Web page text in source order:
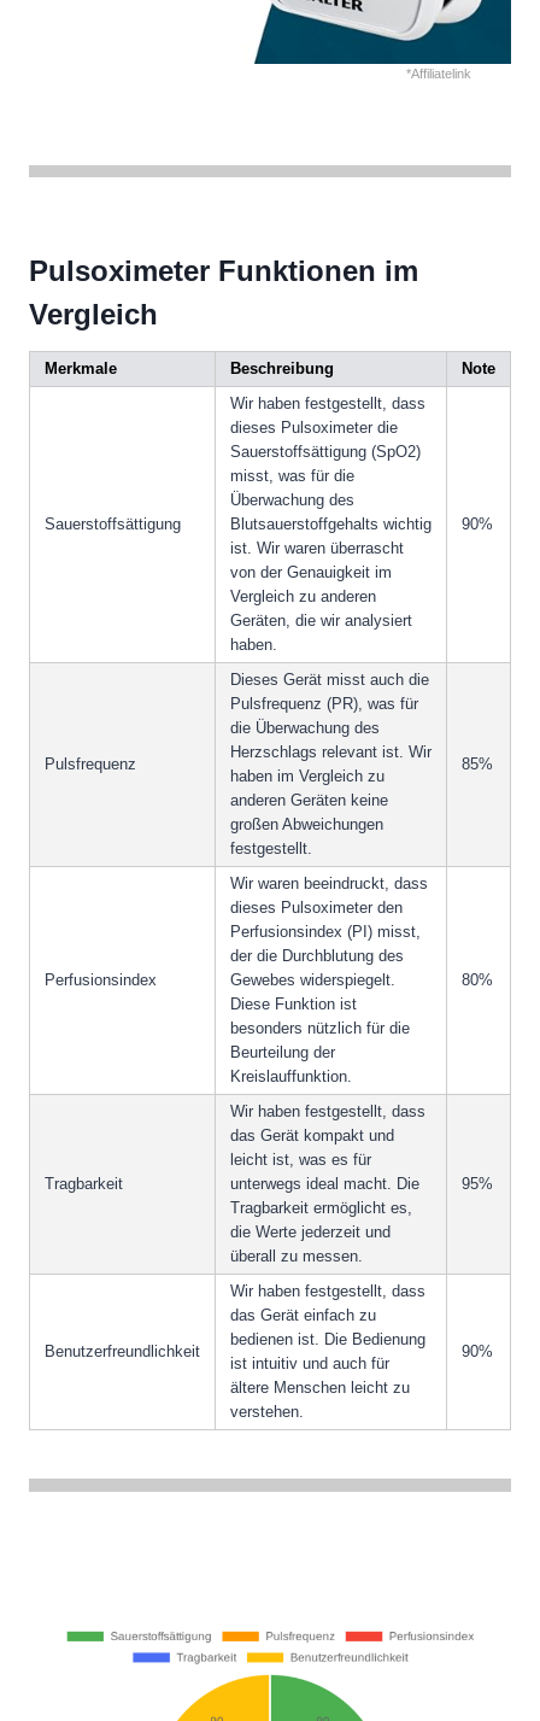
*Affiliatelink
Pulsoximeter Funktionen im
Vergleich
Merkmale Beschreibung Note
Sauerstoffsättigung
Wir haben festgestellt, dass
dieses Pulsoximeter die
Sauerstoffsättigung (SpO2)
misst, was für die
Überwachung des
Blutsauerstoffgehalts wichtig
ist. Wir waren überrascht
von der Genauigkeit im
Vergleich zu anderen
Geräten, die wir analysiert
haben.
90%
Pulsfrequenz
Dieses Gerät misst auch die
Pulsfrequenz (PR), was für
die Überwachung des
Herzschlags relevant ist. Wir
haben im Vergleich zu
anderen Geräten keine
großen Abweichungen
festgestellt.
85%
Perfusionsindex
Wir waren beeindruckt, dass
dieses Pulsoximeter den
Perfusionsindex (PI) misst,
der die Durchblutung des
Gewebes widerspiegelt.
Diese Funktion ist
besonders nützlich für die
Beurteilung der
Kreislauffunktion.
80%
Tragbarkeit
Wir haben festgestellt, dass
das Gerät kompakt und
leicht ist, was es für
unterwegs ideal macht. Die
Tragbarkeit ermöglicht es,
die Werte jederzeit und
überall zu messen.
95%
Benutzerfreundlichkeit
Wir haben festgestellt, dass
das Gerät einfach zu
bedienen ist. Die Bedienung
ist intuitiv und auch für
ältere Menschen leicht zu
verstehen.
90%